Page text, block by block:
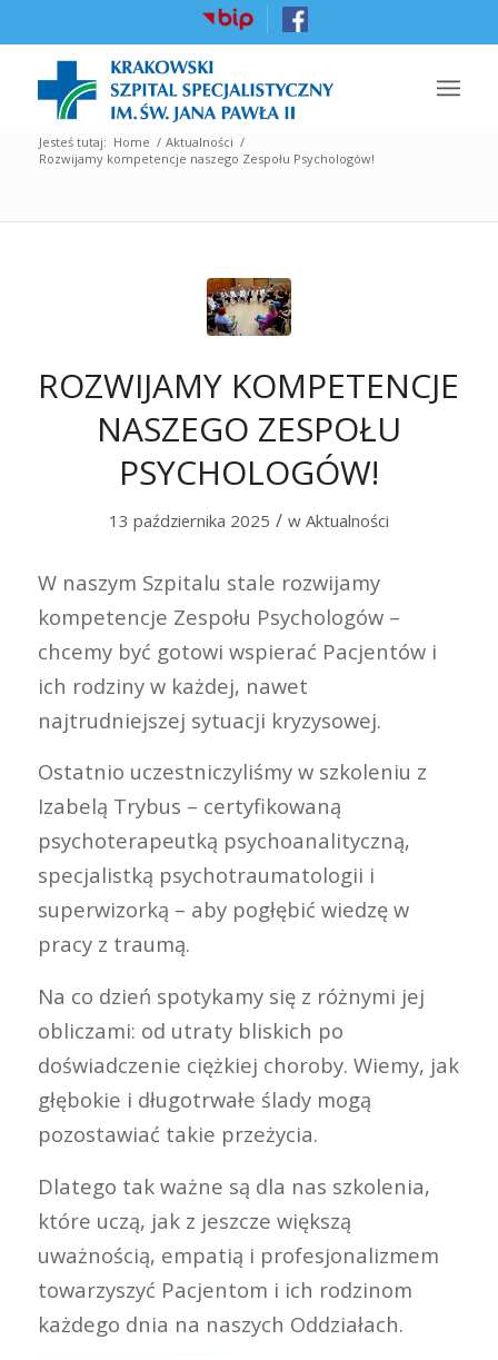
Jesteś tutaj: Home / Aktualności /
Rozwijamy kompetencje naszego Zespołu Psychologów!
ROZWIJAMY KOMPETENCJE
NASZEGO ZESPOŁU
PSYCHOLOGÓW!
13 października 2025 / w Aktualności
W naszym Szpitalu stale rozwijamy
kompetencje Zespołu Psychologów –
chcemy być gotowi wspierać Pacjentów i
ich rodziny w każdej, nawet
najtrudniejszej sytuacji kryzysowej.
Ostatnio uczestniczyliśmy w szkoleniu z
Izabelą Trybus – certyfikowaną
psychoterapeutką psychoanalityczną,
specjalistką psychotraumatologii i
superwizorką – aby pogłębić wiedzę w
pracy z traumą.
Na co dzień spotykamy się z różnymi jej
obliczami: od utraty bliskich po
doświadczenie ciężkiej choroby. Wiemy, jak
głębokie i długotrwałe ślady mogą
pozostawiać takie przeżycia.
Dlatego tak ważne są dla nas szkolenia,
które uczą, jak z jeszcze większą
uważnością, empatią i profesjonalizmem
towarzyszyć Pacjentom i ich rodzinom
każdego dnia na naszych Oddziałach.